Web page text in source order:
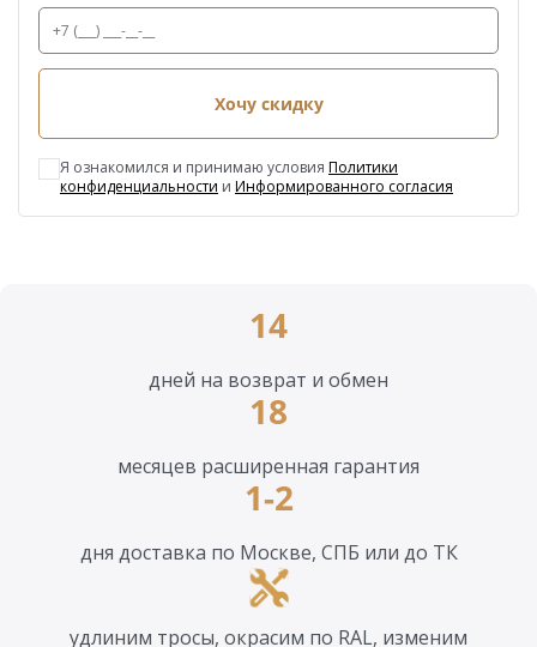
Хочу скидку
Я ознакомился и принимаю условия Политики
конфиденциальности и Информированного согласия
14
дней на возврат и обмен
18
месяцев расширенная гарантия
1-2
дня доставка по Москве, СПБ или до ТК
удлиним тросы, окрасим по RAL, изменим